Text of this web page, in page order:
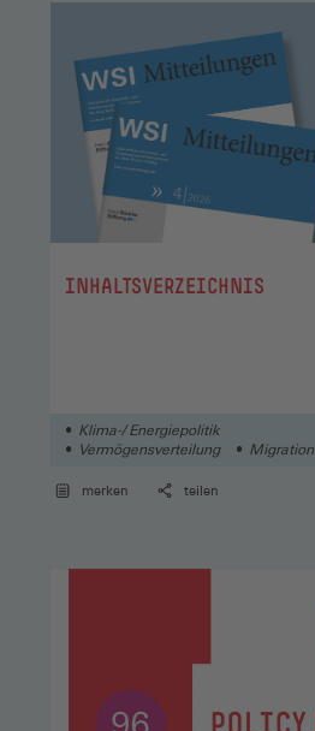
:INHALTSVERZEICHNIS
Klima-/ Energiepolitik
Vermögensverteilung
Migration
merken teilen